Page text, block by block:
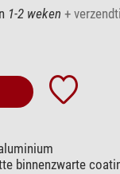
1-2 weken +
binnenzwarte